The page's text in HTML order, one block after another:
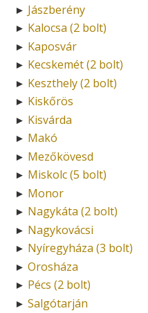
► Jászberény
► Kalocsa (2 bolt)
► Kaposvár
► Kecskemét (2 bolt)
► Keszthely (2 bolt)
► Kiskőrös
► Kisvárda
► Makó
► Mezőkövesd
► Miskolc (5 bolt)
► Monor
► Nagykáta (2 bolt)
► Nagykovácsi
► Nyíregyháza (3 bolt)
► Orosháza
► Pécs (2 bolt)
► Salgótarján